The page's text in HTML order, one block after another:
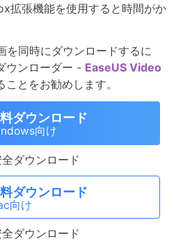
拡張機能を使用すると時間がか
を同時にダウンロードするに
ウンローダー - EaseUS Video
ことをお勧めします。
ダウンロード
向け
ダウンロード
ダウンロード
向け
ダウンロード